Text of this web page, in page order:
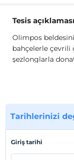
Tesis açıklaması
Olimpos
bahçelerle çevrili
şezlonglarla
içermektedir.
Plajı'na ulaşım
özel banyo ve
restoranda leziz
Olimpos
bahçelerle çevrili
Tarihlerinizi
Giriş tarihi